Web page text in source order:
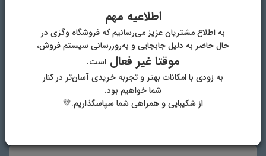
نام و نام خانوادگی
پست الکترونیک
اطلاعیه مهم
به اطلاع مشتریان عزیز می‌رسانیم که فروشگاه وگزی در
حال حاضر به دلیل جابجایی و به‌روزرسانی سیستم فروش،
موقتا غیر فعالاست.
به زودی با امکانات بهتر و تجربه خریدی آسان‌تر در کنار
شما خواهیم بود.
از شکیبایی و همراهی شما سپاسگذاریم.💚